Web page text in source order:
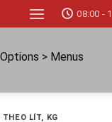
08:00 -
> Menus
LÍT, KG